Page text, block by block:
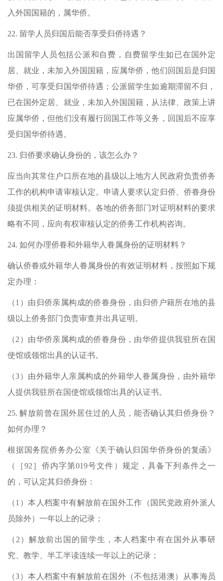
入外国国籍的，属华侨。
22. 留学人员归国后能否享受归侨待遇？
出国留学人员包括公派和自费，自费留学生如已在国外定
居、就业，未加入外国国籍，应属华侨，他们回国后是归国
华侨，可享受归国华侨待遇；公派留学生如逾期滞留不归，
已在国外定居、就业，未加入外国国籍，从法律、政策上讲
应属华侨，但他们没有履行回国工作等义务，回国后不应享
受归国华侨待遇。
23. 归侨要求确认身份的，该怎么办？
应当向其常住户口所在地的县级以上地方人民政府负责侨务
工作的机构申请审核认定。申请人要求认定归侨、侨眷身份
须提供相关的证明材料。各地的侨务部门对证明材料的要求
略有不同，应向有权审核认定的侨务工作机构咨询。
24. 如何办理侨眷和外籍华人眷属身份的证明材料？
确认侨眷或外籍华人眷属身份的有效证明材料，按照如下规
定办理：
（1 ）由归侨亲属构成的侨眷身份，由归侨户籍所在地的县
级以上侨务部门负责审查并出具证明。
（2 ）由华侨亲属构成的侨眷身份，由华侨提供我驻所在国
使馆或领馆出具的认证书。
（3）由外籍华人亲属构成的外籍华人眷属身份，由外籍华
人提供我驻所在国使馆或领馆出具的认证书。
25.解放前曾在国外居住过的人员，能否确认其归侨身份？
如何办理？
根据国务院侨务办公室《关于确认归国华侨身份的复函》
（［92 ］侨内字第019号文件）规定，具备下列条件之一
的，可认定其归侨身份：
（1 ）本人档案中有解放前在国外工作（国民党政府外派人
员除外）一年以上的记录；
（ 2 ）解放前出国的留学生，本人档案中有在国外从事研
究、教学、半工半读连续一年以上的记录；
（3）本人档案中有解放前在国外（不包括港澳）从事海员